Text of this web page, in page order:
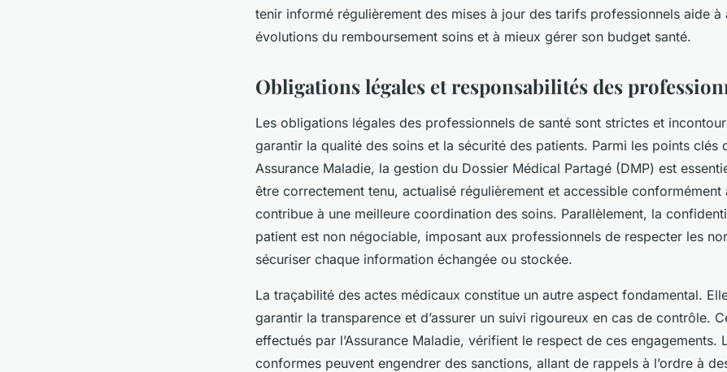
tenir informé régulièrement des mises à jour des tarifs professionnels aide à
évolutions du remboursement soins et à mieux gérer son budget santé.
Obligations légales et responsabilités des
Les obligations légales des professionnels de santé sont strictes et
garantir la qualité des soins et la sécurité des patients. Parmi les points clés
Assurance Maladie, la gestion du Dossier Médical Partagé (DMP) est
être correctement tenu, actualisé régulièrement et accessible conformément
contribue à une meilleure coordination des soins. Parallèlement, la
patient est non négociable, imposant aux professionnels de respecter les
sécuriser chaque information échangée ou stockée.
La traçabilité des actes médicaux constitue un autre aspect fondamental.
garantir la transparence et d’assurer un suivi rigoureux en cas de contrôle.
effectués par l’Assurance Maladie, vérifient le respect de ces engagements.
conformes peuvent engendrer des sanctions, allant de rappels à l’ordre à